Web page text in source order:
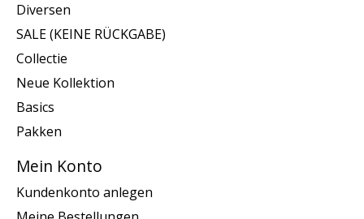
Diversen
SALE (KEINE RÜCKGABE)
Collectie
Neue Kollektion
Basics
Pakken
Mein Konto
Kundenkonto anlegen